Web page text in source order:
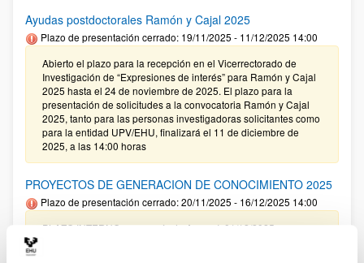
Ayudas postdoctorales Ramón y Cajal 2025
Plazo de presentación cerrado: 19/11/2025 - 11/12/2025 14:00
Abierto el plazo para la recepción en el Vicerrectorado de
Investigación de “Expresiones de interés” para Ramón y Cajal
2025 hasta el 24 de noviembre de 2025. El plazo para la
presentación de solicitudes a la convocatoria Ramón y Cajal
2025, tanto para las personas investigadoras solicitantes como
para la entidad UPV/EHU, finalizará el 11 de diciembre de
2025, a las 14:00 horas
PROYECTOS DE GENERACION DE CONOCIMIENTO 2025
Plazo de presentación cerrado: 20/11/2025 - 16/12/2025 14:00
PLAZO INTERNO para envío de Anexo I: 01/12/2025